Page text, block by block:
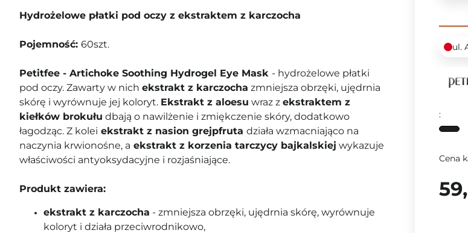
Hydrożelowe płatki pod oczy z ekstraktem z karczocha
Pojemność: 60szt.
Petitfee - Artichoke Soothing Hydrogel Eye Mask - hydrożelowe płatki
pod oczy. Zawarty w nich ekstrakt z karczocha zmniejsza obrzęki, ujędrnia
skórę i wyrównuje jej koloryt. Ekstrakt z aloesu wraz z ekstraktem z
kiełków brokułu dbają o nawilżenie i zmiękczenie skóry, dodatkowo
łagodząc. Z kolei ekstrakt z nasion grejpfruta działa wzmacniająco na
naczynia krwionośne, a ekstrakt z korzenia tarczycy bajkalskiej wykazuje
właściwości antyoksydacyjne i rozjaśniające.
Produkt zawiera:
ekstrakt z karczocha - zmniejsza obrzęki, ujędrnia skórę, wyrównuje
koloryt i działa przeciwrodnikowo,
ul.
:
Cena